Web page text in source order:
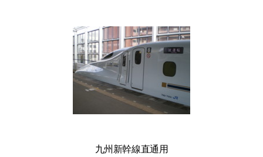
九州新幹線直通用